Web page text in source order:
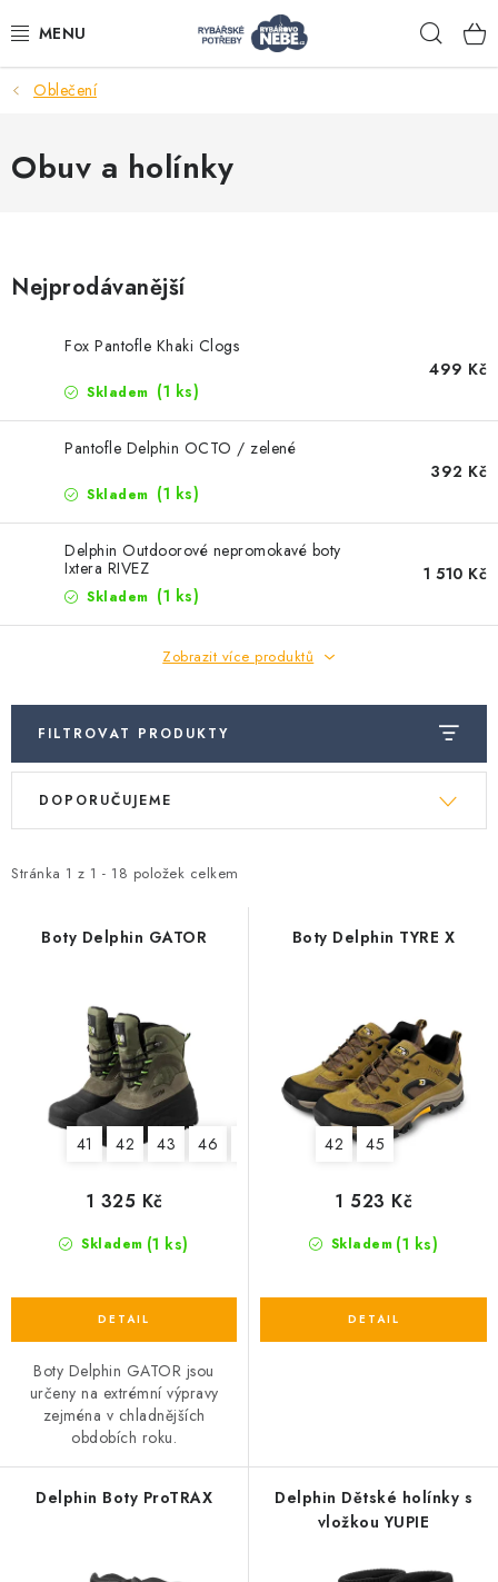
na
Akce
Navijáky
Bižuterie
Tašky a obaly
Camping
Oblečení
Péče o rybu
Lov s lodí
Oblečení
Obuv a holínky
Nejprodávanější
Fox Pantofle Khaki Clogs
Skladem (1 ks)
499 Kč
Pantofle Delphin OCTO / zelené
Skladem (1 ks)
392 Kč
Delphin Outdoorové nepromokavé boty
Ixtera RIVEZ
Skladem (1 ks)
1 510 Kč
Zobrazit více produktů
FILTROVAT PRODUKTY
ý
i
Stránka 1 z 1 - 18 položek celkem
Ř
e
DOPORUČUJEME
Boty Delphin GATOR
41 42 43 46
Skladem (1 ks)
1 325 Kč
Boty Delphin GATOR jsou
určeny na extrémní výpravy
zejména v chladnějších
obdobích roku.
Boty Delphin TYRE X
42 45
Skladem (1 ks)
1 523 Kč
Delphin Boty ProTRAX
Delphin Dětské holínky s
vložkou YUPIE